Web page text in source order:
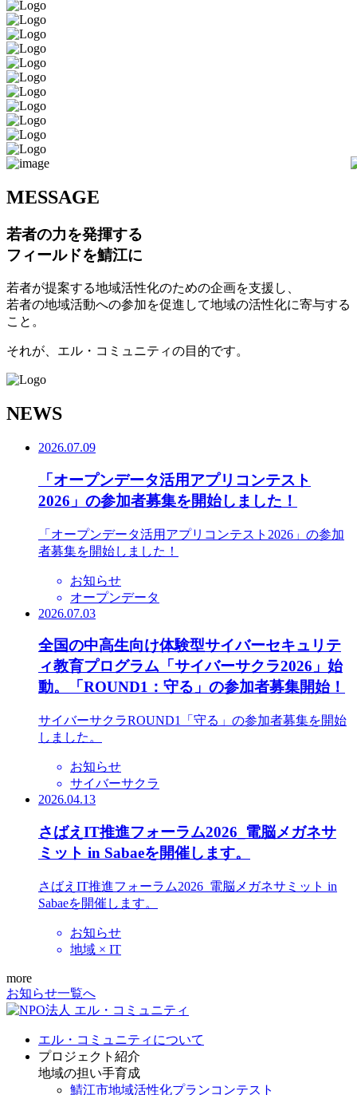
MESSAGE
若者の力を発揮する
フィールドを鯖江に
若者が提案する地域活性化のための企画を支援し、
若者の地域活動への参加を促進して地域の活性化に寄与する
こと。
それが、エル・コミュニティの目的です。
NEWS
2026.07.09
「オープンデータ活用アプリコンテスト
2026」の参加者募集を開始しました！
「オープンデータ活用アプリコンテスト2026」の参加
者募集を開始しました！
お知らせ
オープンデータ
2026.07.03
全国の中高生向け体験型サイバーセキュリテ
ィ教育プログラム「サイバーサクラ2026」始
動。「ROUND1：守る」の参加者募集開始！
サイバーサクラROUND1「守る」の参加者募集を開始
しました。
お知らせ
サイバーサクラ
2026.04.13
さばえIT推進フォーラム2026_電脳メガネサ
ミット in Sabaeを開催します。
さばえIT推進フォーラム2026_電脳メガネサミット in
Sabaeを開催します。
お知らせ
地域 × IT
more
お知らせ一覧へ
エル・コミュニティについて
プロジェクト紹介
地域の担い手育成
鯖江市地域活性化プランコンテスト